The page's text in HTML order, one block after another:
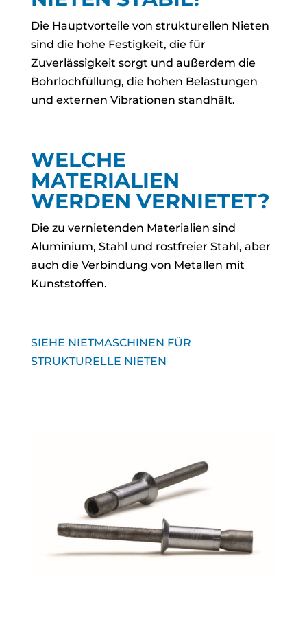
Die Hauptvorteile von strukturellen Nieten
sind die hohe Festigkeit, die für
Zuverlässigkeit sorgt und außerdem die
Bohrlochfüllung, die hohen Belastungen
und externen Vibrationen standhält.
WELCHE
MATERIALIEN
WERDEN VERNIETET?
Die zu vernietenden Materialien sind
Aluminium, Stahl und rostfreier Stahl, aber
auch die Verbindung von Metallen mit
Kunststoffen.
SIEHE NIETMASCHINEN FÜR
STRUKTURELLE NIETEN